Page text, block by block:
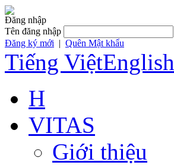
Đăng nhập
Tên đăng nhập
Đăng ký mới | Quên Mật khẩu
Tiếng ViệtEnglish
H
VITAS
Giới thiệu